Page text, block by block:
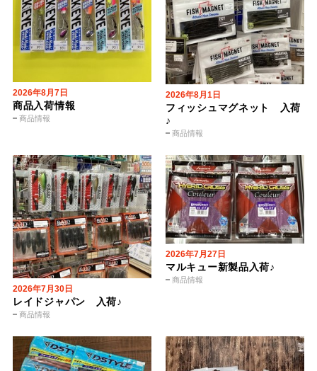
2026年8月7日
商品情報
商品入荷情報
2026年8月1日
商品情報
フィッシュマグネット 入荷
♪
2026年7月30日
商品情報
レイドジャパン 入荷♪
2026年7月27日
商品情報
マルキュー新製品入荷♪